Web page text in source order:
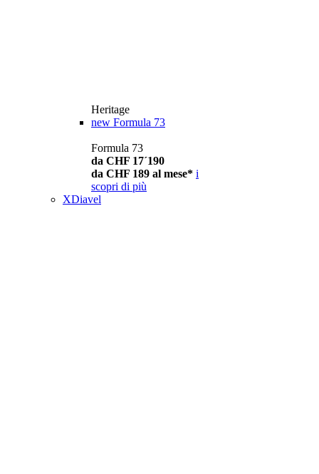
Heritage
new Formula 73
Formula 73
da CHF 17´190
da CHF 189 al mese* i
scopri di più
XDiavel